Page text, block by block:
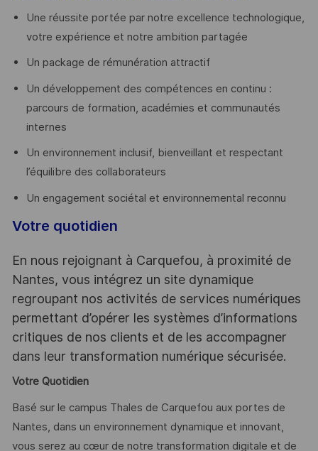
Une réussite portée par notre excellence technologique,
votre expérience et notre ambition partagée
Un package de rémunération attractif
Un développement des compétences en continu :
parcours de formation, académies et communautés
internes
Un environnement inclusif, bienveillant et respectant
l’équilibre des collaborateurs
Un engagement sociétal et environnemental reconnu
Votre quotidien
En nous rejoignant à Carquefou, à proximité de
Nantes, vous intégrez un site dynamique
regroupant nos activités de services numériques
permettant d’opérer les systèmes d’informations
critiques de nos clients et de les accompagner
dans leur transformation numérique sécurisée.
Votre Quotidien
Basé sur le campus Thales de Carquefou aux portes de
Nantes, dans un environnement dynamique et innovant,
vous serez au cœur de notre transformation digitale et de